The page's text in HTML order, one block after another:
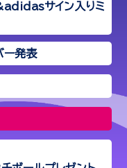
サイン入りミ
ー発表